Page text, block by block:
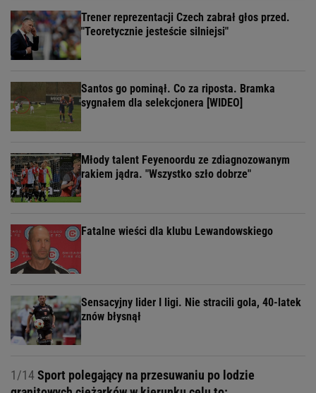
Trener reprezentacji Czech zabrał głos przed.
"Teoretycznie jesteście silniejsi"
Santos go pominął. Co za riposta. Bramka
sygnałem dla selekcjonera [WIDEO]
Młody talent Feyenoordu ze zdiagnozowanym
rakiem jądra. "Wszystko szło dobrze"
Fatalne wieści dla klubu Lewandowskiego
Sensacyjny lider I ligi. Nie stracili gola, 40-latek
znów błysnął
1/14Sport polegający na przesuwaniu po lodzie